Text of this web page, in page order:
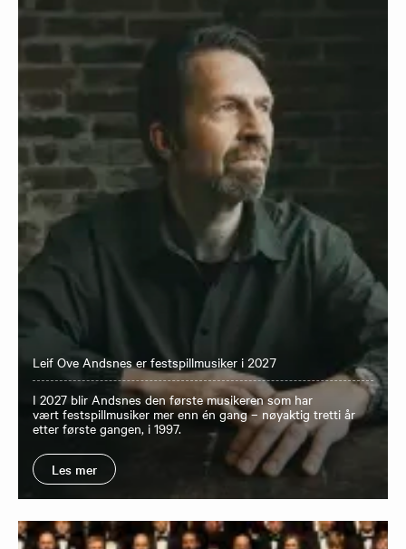
Leif Ove Andsnes er festspillmusiker i 2027
I 2027 blir Andsnes den første musikeren som har
vært festspillmusiker mer enn én gang – nøyaktig tretti år
etter første gangen, i 1997.
Les mer